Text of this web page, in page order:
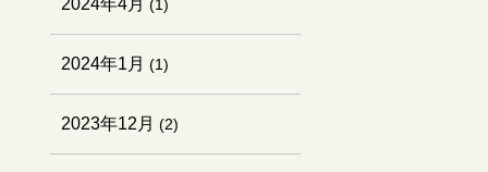
2024年4月 (1)
2024年1月 (1)
2023年12月 (2)